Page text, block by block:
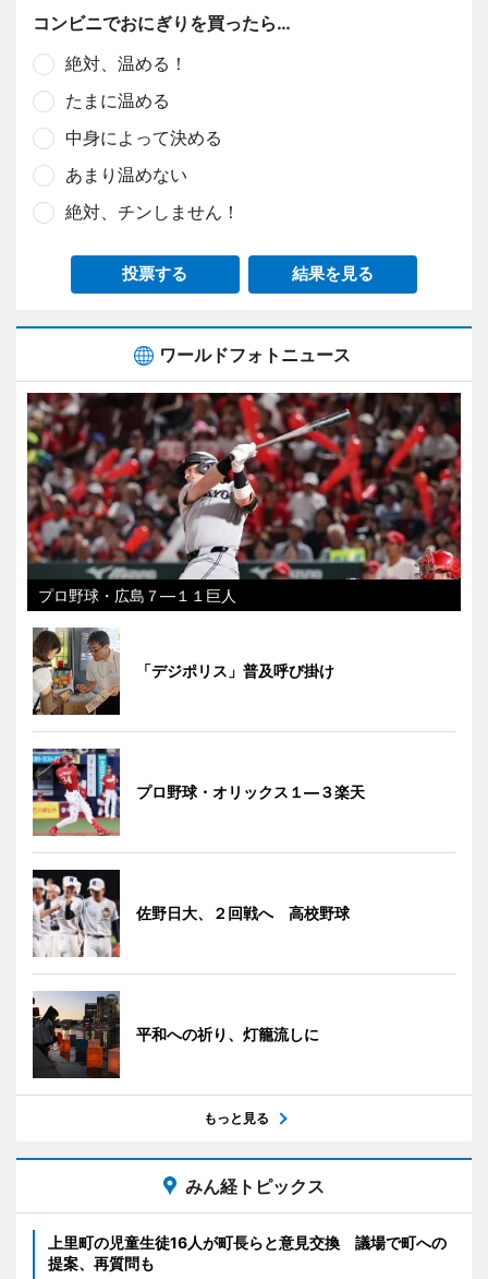
コンビニでおにぎりを買ったら…
絶対、温める！
たまに温める
中身によって決める
あまり温めない
絶対、チンしません！
投票する 結果を見る
ワールドフォトニュース
プロ野球・広島７―１１巨人
「デジポリス」普及呼び掛け
プロ野球・オリックス１―３楽天
佐野日大、２回戦へ 高校野球
平和への祈り、灯籠流しに
もっと見る
みん経トピックス
上里町の児童生徒16人が町長らと意見交換 議場で町への
提案、再質問も